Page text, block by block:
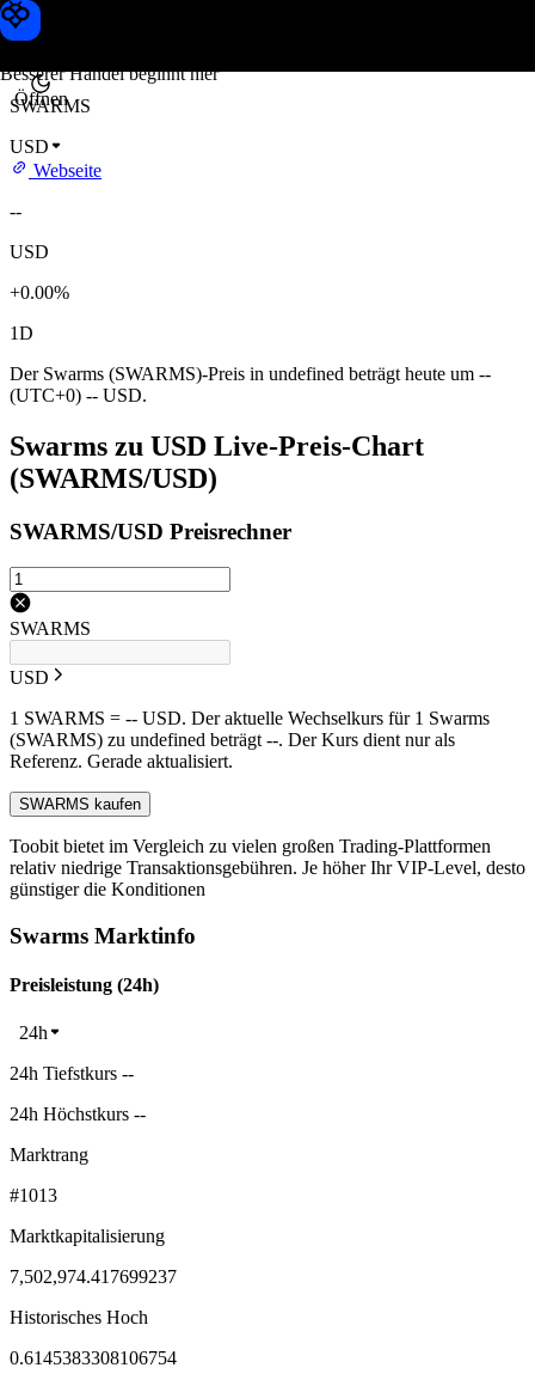
Besserer Handel beginnt hier
Öffnen
Swarms Kurs
SWARMS
USD
Webseite
--
USD
+0.00%
1D
Der Swarms (SWARMS)-Preis in undefined beträgt heute um --
(UTC+0) -- USD.
Swarms zu USD Live-Preis-Chart
(SWARMS/USD)
SWARMS/USD Preisrechner
SWARMS
USD
1 SWARMS = -- USD. Der aktuelle Wechselkurs für 1 Swarms
(SWARMS) zu undefined beträgt --. Der Kurs dient nur als
Referenz. Gerade aktualisiert.
SWARMS kaufen
Toobit bietet im Vergleich zu vielen großen Trading-Plattformen
relativ niedrige Transaktionsgebühren. Je höher Ihr VIP-Level, desto
günstiger die Konditionen
Swarms Marktinfo
Preisleistung (24h)
24h
24h Tiefstkurs --
24h Höchstkurs --
Marktrang
#1013
Marktkapitalisierung
7,502,974.417699237
Historisches Hoch
0.6145383308106754